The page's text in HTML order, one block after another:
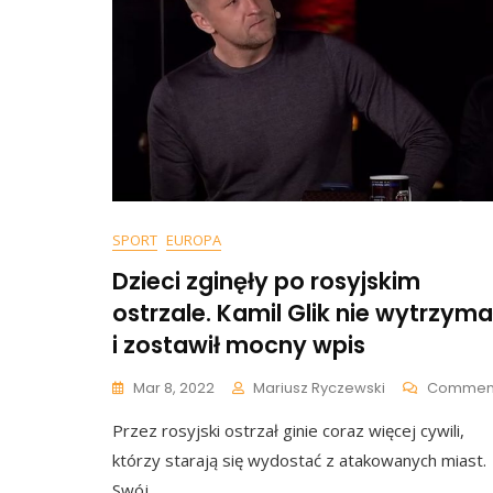
SPORT EUROPA
Dzieci zginęły po rosyjskim
ostrzale. Kamil Glik nie
i zostawił mocny wpis
Mar 8, 2022 Mariusz Ryczewski
Przez rosyjski ostrzał ginie coraz więcej cywili,
którzy starają się wydostać z atakowanych miast.